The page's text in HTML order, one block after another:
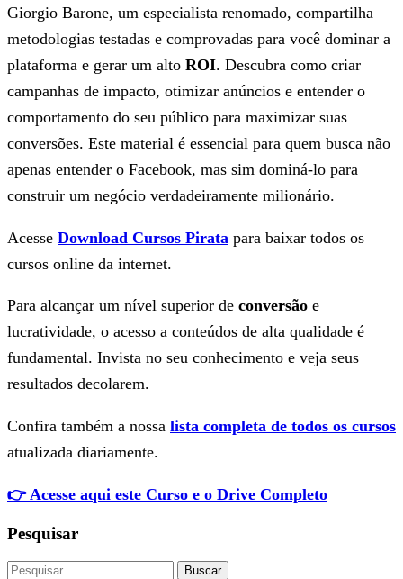
Giorgio Barone, um especialista renomado, compartilha
metodologias testadas e comprovadas para você dominar a
plataforma e gerar um alto ROI. Descubra como criar
campanhas de impacto, otimizar anúncios e entender o
comportamento do seu público para maximizar suas
conversões. Este material é essencial para quem busca não
apenas entender o Facebook, mas sim dominá-lo para
construir um negócio verdadeiramente milionário.
Acesse Download Cursos Pirata para baixar todos os
cursos online da internet.
Para alcançar um nível superior de conversão e
lucratividade, o acesso a conteúdos de alta qualidade é
fundamental. Invista no seu conhecimento e veja seus
resultados decolarem.
Confira também a nossa lista completa de todos os cursos
atualizada diariamente.
👉 Acesse aqui este Curso e o Drive Completo
Pesquisar
Buscar